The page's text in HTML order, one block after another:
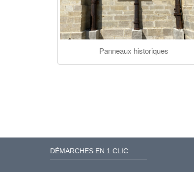
Panneaux historiques
DÉMARCHES EN 1 CLIC